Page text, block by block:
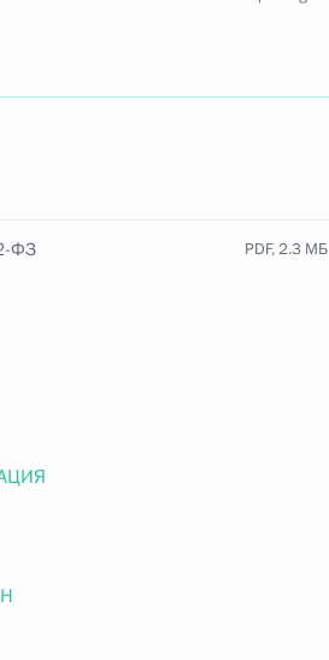
ФЗ PDF, 2.3 МБ